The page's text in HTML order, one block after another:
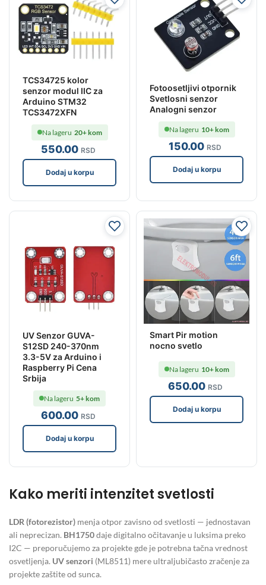
TCS34725 kolor
senzor modul IIC za
Arduino STM32
TCS3472XFN
550.00 RSD
Na lageru 20+ kom
Dodaj u korpu
Fotoosetljivi otpornik
Svetlosni senzor
Analogni senzor
150.00 RSD
Na lageru 10+ kom
Dodaj u korpu
UV Senzor GUVA-
S12SD 240-370nm
3.3-5V za Arduino i
Raspberry Pi Cena
Srbija
600.00 RSD
Na lageru 5+ kom
Dodaj u korpu
Smart Pir motion
nocno svetlo
650.00 RSD
Na lageru 10+ kom
Dodaj u korpu
Kako meriti intenzitet svetlosti
LDR (fotorezistor) menja otpor zavisno od svetlosti — jednostavan
ali neprecizan. BH1750daje digitalno očitavanje u luksima preko
I2C — preporučujemo za projekte gde je potrebna tačna vrednost
osvetljenja. UV senzori (ML8511) mere ultraljubičasto zračenje za
projekte zaštite od sunca.